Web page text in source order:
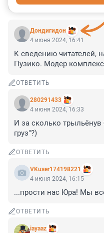
Дондигидон
4 июня 2024, 16:41
К сведению читателей,
Пузико. Модер
ОТВЕТИТЬ
280291433
4 июня 2024, 16:33
И за сколько
груз"?)
ОТВЕТИТЬ
VKuser174198221
4 июня 2024, 16:15
...прости нас Юра! Мы
ОТВЕТИТЬ
iayaaz